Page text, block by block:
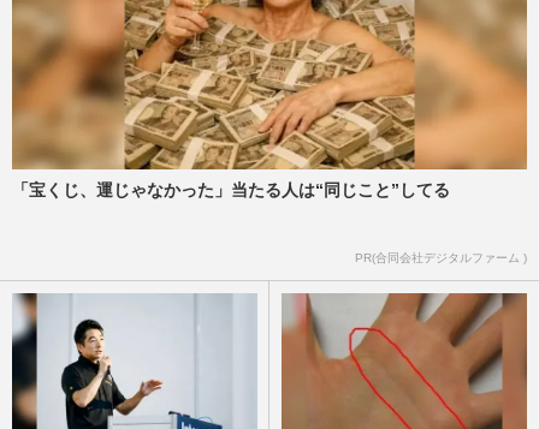
「宝くじ、運じゃなかった」当たる人は“同じこと”してる
PR(合同会社デジタルファーム )